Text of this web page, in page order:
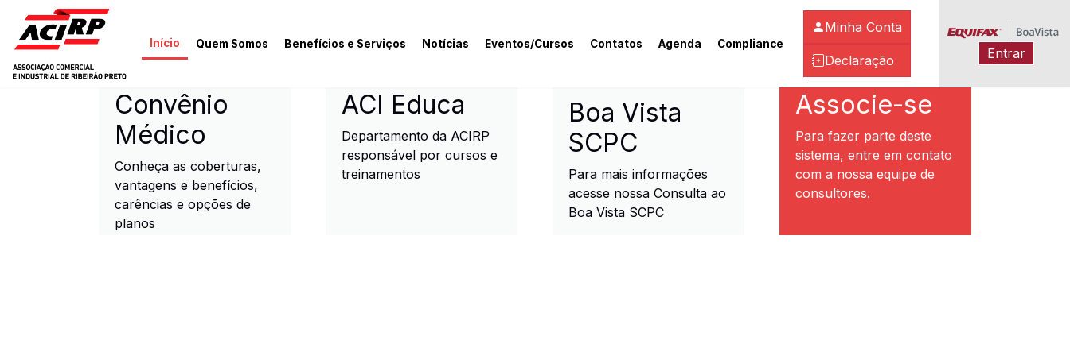
Pular para o conteúdo principal
Início Quem Somos Benefícios e Serviços Notícias Eventos/Cursos Contatos Agenda Compliance
Minha Conta
Declaração Entrar
ACIRP - Associação Comercial e Industrial de Ribeirão Preto
Convênio
Médico
Conheça as coberturas,
vantagens e benefícios,
carências e opções de
planos
ACI Educa
Departamento da ACIRP
responsável por cursos e
treinamentos
Boa Vista
SCPC
Para mais informações
acesse nossa Consulta ao
Boa Vista SCPC
Associe-se
Para fazer parte deste
sistema, entre em contato
com a nossa equipe de
consultores.